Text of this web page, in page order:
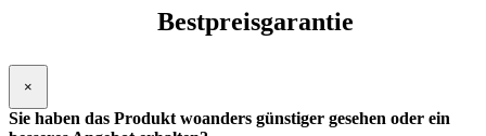
Bestpreisgarantie
×
Sie haben das Produkt woanders günstiger gesehen oder ein